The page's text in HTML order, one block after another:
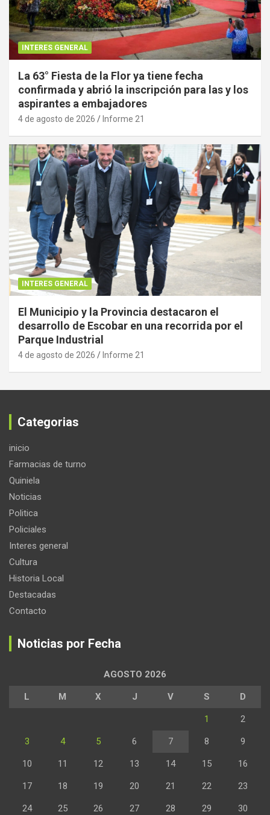
INTERES GENERAL
La 63° Fiesta de la Flor ya tiene fecha
confirmada y abrió la inscripción para las y los
aspirantes a embajadores
4 de agosto de 2026 Informe 21
INTERES GENERAL
El Municipio y la Provincia destacaron el
desarrollo de Escobar en una recorrida por el
Parque Industrial
4 de agosto de 2026 Informe 21
Categorias
inicio
Farmacias de turno
Quiniela
Noticias
Politica
Policiales
Interes general
Cultura
Historia Local
Destacadas
Contacto
Noticias por Fecha
AGOSTO 2026
L M X J V S D
1 2
3 4 5 6 7 8 9
10 11 12 13 14 15 16
17 18 19 20 21 22 23
24 25 26 27 28 29 30